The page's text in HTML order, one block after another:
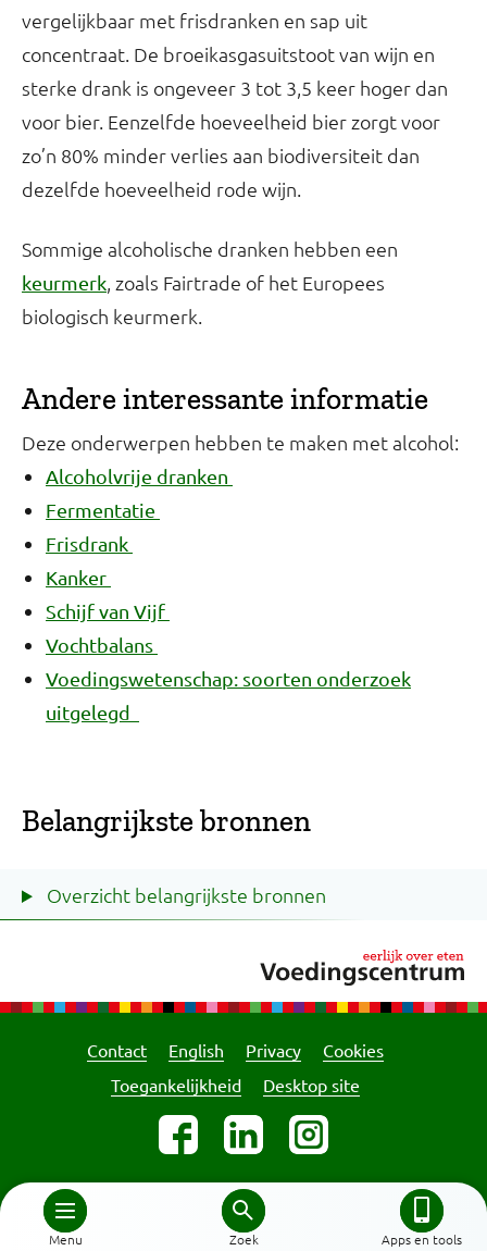
Menu Zoek Apps en tools
vergelijkbaar met frisdranken en sap uit
concentraat. De broeikasgasuitstoot van wijn en
sterke drank is ongeveer 3 tot 3,5 keer hoger dan
voor bier. Eenzelfde hoeveelheid bier zorgt voor
zo’n 80% minder verlies aan biodiversiteit dan
dezelfde hoeveelheid rode wijn.
Sommige alcoholische dranken hebben een
keurmerk, zoals Fairtrade of het Europees
biologisch keurmerk.
Andere interessante informatie
Deze onderwerpen hebben te maken met alcohol:
Alcoholvrije dranken
Fermentatie
Frisdrank
Kanker
Schijf van Vijf
Vochtbalans
Voedingswetenschap: soorten onderzoek
uitgelegd
Belangrijkste bronnen
Overzicht belangrijkste bronnen
Contact English Privacy
Cookies
Toegankelijkheid
Desktop site